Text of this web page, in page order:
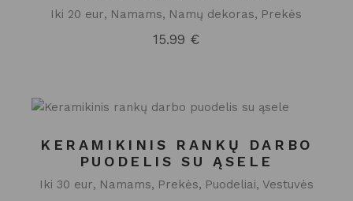
Iki 20 eur Namams Namų dekoras Prekės
15.99 €
KERAMIKINIS RANKŲ DARBO
PUODELIS SU ĄSELE
Iki 30 eur Namams Prekės Puodeliai Vestuvės